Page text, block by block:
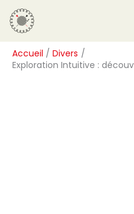
Aller
au
contenu
Accueil
Divers
Exploration Intuitive :
R
e
c
h